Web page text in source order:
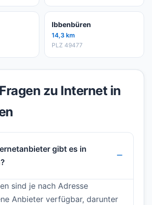
Ibbenbüren
14,3 km
PLZ 49477
zu Internet in
gibt es in
sind je nach Adresse
Anbieter verfügbar, darunter